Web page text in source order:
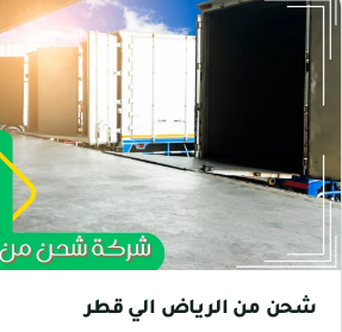
شحن من الرياض الي قطر